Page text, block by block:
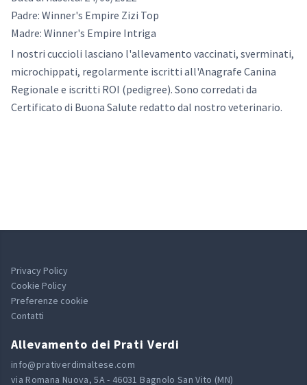
Padre: Winner's Empire Zizi Top
Madre: Winner's Empire Intriga
I nostri cuccioli lasciano l'allevamento vaccinati, sverminati,
microchippati, regolarmente iscritti all'Anagrafe Canina
Regionale e iscritti ROI (pedigree). Sono corredati da
Certificato di Buona Salute redatto dal nostro veterinario.
Privacy Policy
Cookie Policy
Preferenze cookie
Contatti
Allevamento dei Prati Verdi
info@prativerdimaltese.com
via Romana Nuova, 5A - 46031 Bagnolo San Vito (MN)